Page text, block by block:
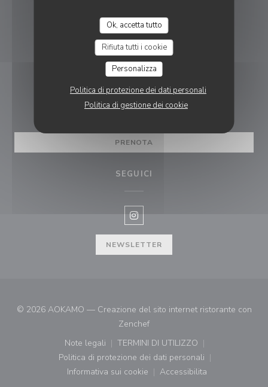
Ok, accetta tutto
Rifiuta tutti i cookie
Personalizza
Politica di protezione dei dati personali
Politica di gestione dei cookie
AOKAMO
25 Rue Pierre Mauroy 59800 Lille
03 20 40 70 45
PRENOTAZIONE
PRENOTA
SEGUICI
Instagram ((apre una nuova
NEWSLETTER
© 2026 AOKAMO — Creazione del sito internet ristorante con
Zenchef((apre una nuova finestra))
Note legali
((apre una nuova finestra))
TERMINI DI UTILIZZO
((apre una nuova finestra))
Politica di protezione dei dati personali
((apre una nuova finestra))
Informativa sui cookie
((apre una nuova finestra))
Accessibilita
((apre una nuova